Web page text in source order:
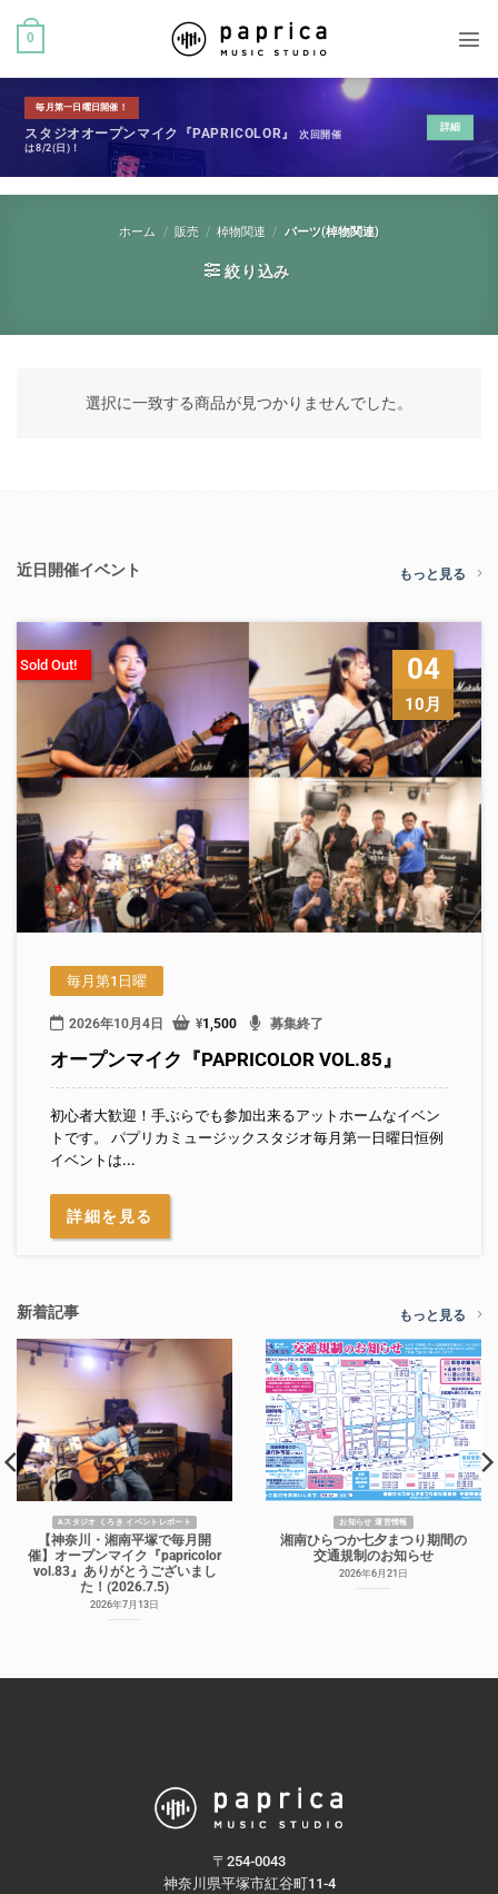
0
毎月第一日曜日開催！
スタジオオープンマイク『PAPRICOLOR』次回開催
は8/2(日)！
詳細
ホーム / 販売 / 棹物関連 / パーツ(棹物関連)
絞り込み
選択に一致する商品が見つかりませんでした。
近日開催イベント もっと見る
04
10月
Sold Out!
毎月第1日曜
2026年10月4日 ¥1,500 募集終了
オープンマイク『PAPRICOLOR VOL.85』
初心者大歓迎！手ぶらでも参加出来るアットホームなイベン
トです。 パプリカミュージックスタジオ毎月第一日曜日恒例
イベントは...
詳細を見る
新着記事 もっと見る
Aスタジオ くろき イベントレポート
【神奈川・湘南平塚で毎月開
催】オープンマイク『papricolor
vol.83』ありがとうございまし
た！(2026.7.5)
2026年7月13日
お知らせ 運営情報
湘南ひらつか七夕まつり期間の
交通規制のお知らせ
2026年6月21日
〒254-0043
神奈川県平塚市紅谷町11-4